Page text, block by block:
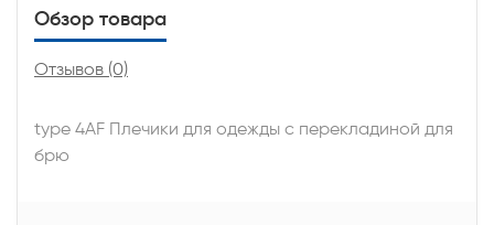
Обзор товара
Отзывов (0)
type 4АF Плечики для одежды с перекладиной для
брю